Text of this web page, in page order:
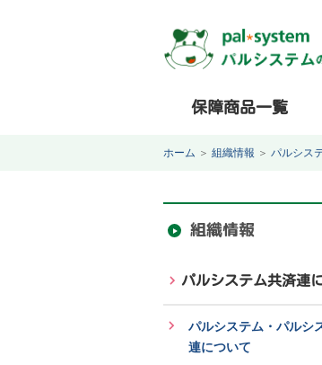
保障商品一覧
ホーム ＞ 組織情報 ＞ パルシス
組織情報
パルシステム共済連
パルシステム・パルシ
連について